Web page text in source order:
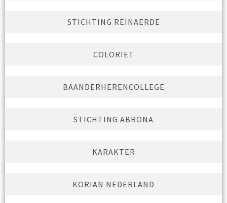
STICHTING REINAERDE
COLORIET
BAANDERHERENCOLLEGE
STICHTING ABRONA
KARAKTER
KORIAN NEDERLAND